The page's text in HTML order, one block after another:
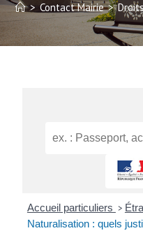
> Contact Mairie >
Accueil particuliers >
Naturalisation : quels